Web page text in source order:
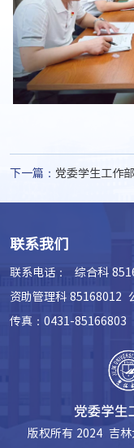
下一篇： 党委学生工作
联系我们
联系电话：
综合科
资助管理科 85168012
传真：0431-85166803
版权所有 2024 吉林